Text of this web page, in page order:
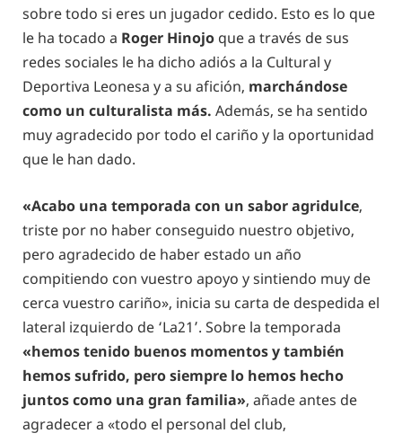
sobre todo si eres un jugador cedido. Esto es lo que
le ha tocado a Roger Hinojo que a través de sus
redes sociales le ha dicho adiós a la Cultural y
Deportiva Leonesa y a su afición, marchándose
como un culturalista más. Además, se ha sentido
muy agradecido por todo el cariño y la oportunidad
que le han dado.
«Acabo una temporada con un sabor agridulce,
triste por no haber conseguido nuestro objetivo,
pero agradecido de haber estado un año
compitiendo con vuestro apoyo y sintiendo muy de
cerca vuestro cariño», inicia su carta de despedida el
lateral izquierdo de ‘La21’. Sobre la temporada
«hemos tenido buenos momentos y también
hemos sufrido, pero siempre lo hemos hecho
juntos como una gran familia», añade antes de
agradecer a «todo el personal del club,